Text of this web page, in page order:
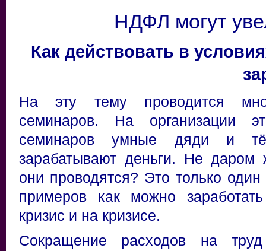
НДФЛ могут
Как действовать в
На эту тему проводится
семинаров. На организации
семинаров умные дяди и
зарабатывают деньги. Не даром
они проводятся? Это только один
примеров как можно
кризис и на кризисе.
Сокращение расходов на